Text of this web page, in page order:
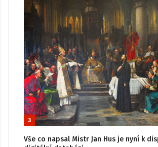
3
Vše co napsal Mistr Jan Hus je nyní k